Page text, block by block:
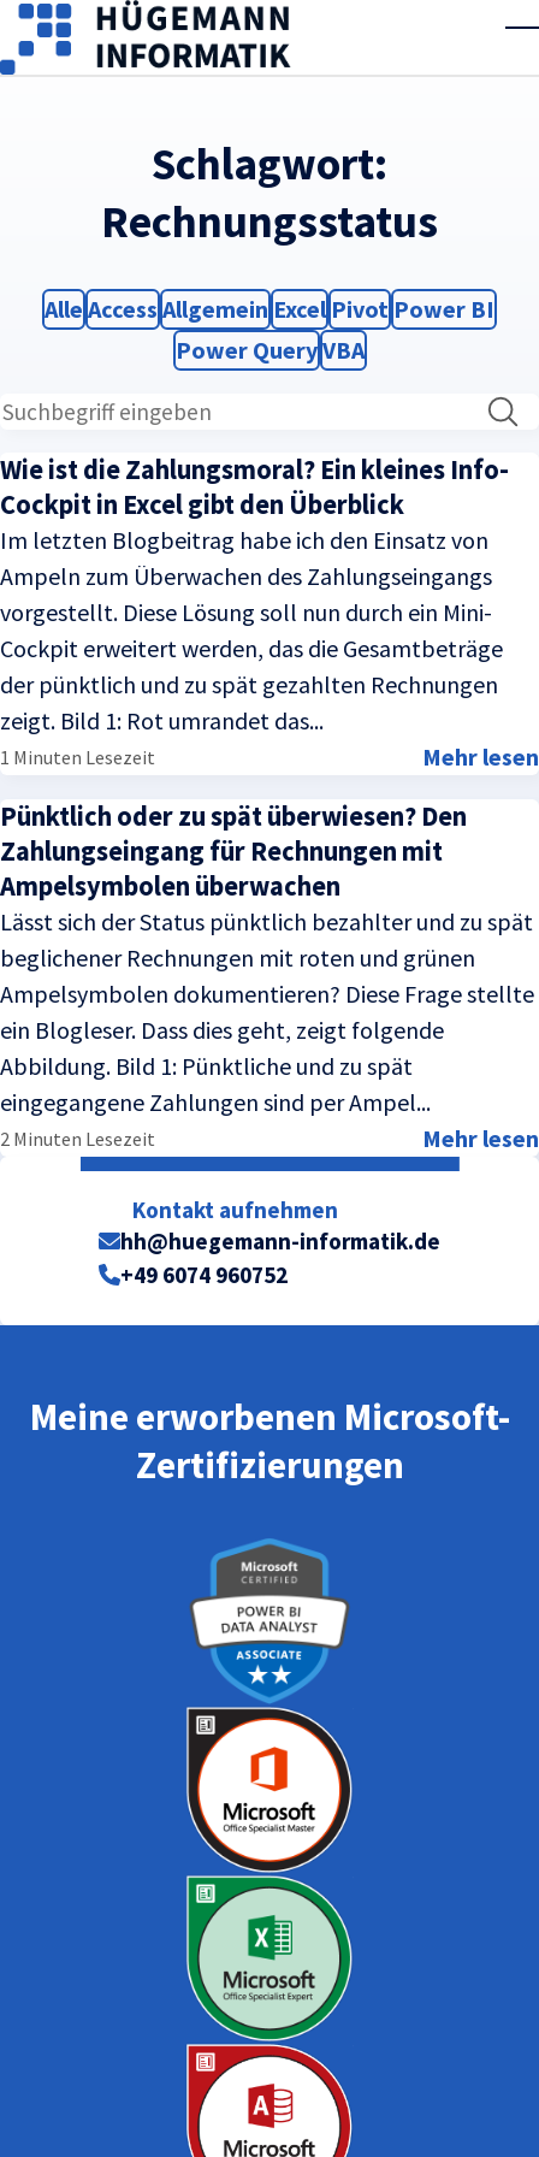
Skip to main content
Schlagwort:
Rechnungsstatus
Filter
Alle Filter
Access Filter
Allgemein Filter
Excel Filter
Pivot Filter
Power BI
Filter
Power QueryFilter
VBA
Wie ist die Zahlungsmoral? Ein kleines Info-
Cockpit in Excel gibt den Überblick
Im letzten Blogbeitrag habe ich den Einsatz von
Ampeln zum Überwachen des Zahlungseingangs
vorgestellt. Diese Lösung soll nun durch ein Mini-
Cockpit erweitert werden, das die Gesamtbeträge
der pünktlich und zu spät gezahlten Rechnungen
zeigt. Bild 1: Rot umrandet das...
1 Minuten Lesezeit Mehr lesen
Pünktlich oder zu spät überwiesen? Den
Zahlungseingang für Rechnungen mit
Ampelsymbolen überwachen
Lässt sich der Status pünktlich bezahlter und zu spät
beglichener Rechnungen mit roten und grünen
Ampelsymbolen dokumentieren? Diese Frage stellte
ein Blogleser. Dass dies geht, zeigt folgende
Abbildung. Bild 1: Pünktliche und zu spät
eingegangene Zahlungen sind per Ampel...
2 Minuten Lesezeit Mehr lesen
Kontakt aufnehmen
hh@huegemann-informatik.de
+49 6074 960752
Meine erworbenen Microsoft-
Zertifizierungen